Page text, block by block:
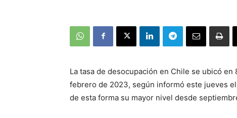
La tasa de desocupación en Chile se ubicó
febrero de 2023, según informó este jueves
de esta forma su mayor nivel desde